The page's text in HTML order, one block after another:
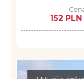
152 PLN